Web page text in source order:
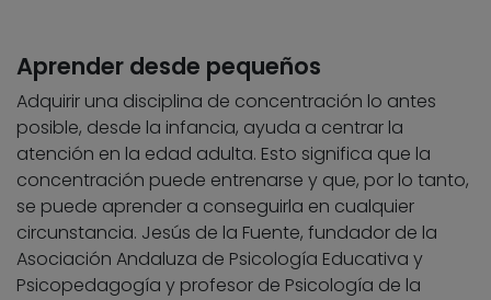
Aprender desde pequeños
Adquirir una disciplina de concentración lo antes
posible, desde la infancia, ayuda a centrar la
atención en la edad adulta. Esto significa que la
concentración puede entrenarse y que, por lo tanto,
se puede aprender a conseguirla en cualquier
circunstancia. Jesús de la Fuente, fundador de la
Asociación Andaluza de Psicología Educativa y
Psicopedagogía y profesor de Psicología de la